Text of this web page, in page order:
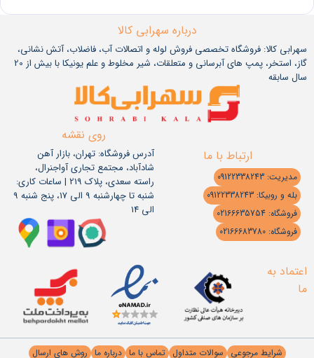
درباره سهرابی کالا
سهرابی کالا: فروشگاه تخصصی فروش لوله و اتصالات آب، فاضلاب، آتش نشانی،
گاز، استخر، پمپ های آبرسانی و متعلقات، شیر مخلوط و علم یونیکا با بیش از 20
سال سابقه
ارتباط با ما
مدیریت: 09122338243
بله و روبیکا: 09122338243
فروشگاه: 02166635754
فروشگاه: 02166683780
روی نقشه
آدرس فروشگاه: تهران، بازار آهن
شادآباد، مجتمع تجاری آواجنرال،
راسته سعدی، پلاک 219 | ساعات کاری:
شنبه تا چهارشنبه 9 الی 17، پنج شنبه 9
الی 14
اعتماد به
ما
شرایط مرجوعی سوالات متداول تماس با ما درباره ما روش های ارسال